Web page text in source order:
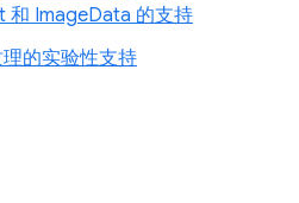
和 ImageData 的支持
的实验性支持